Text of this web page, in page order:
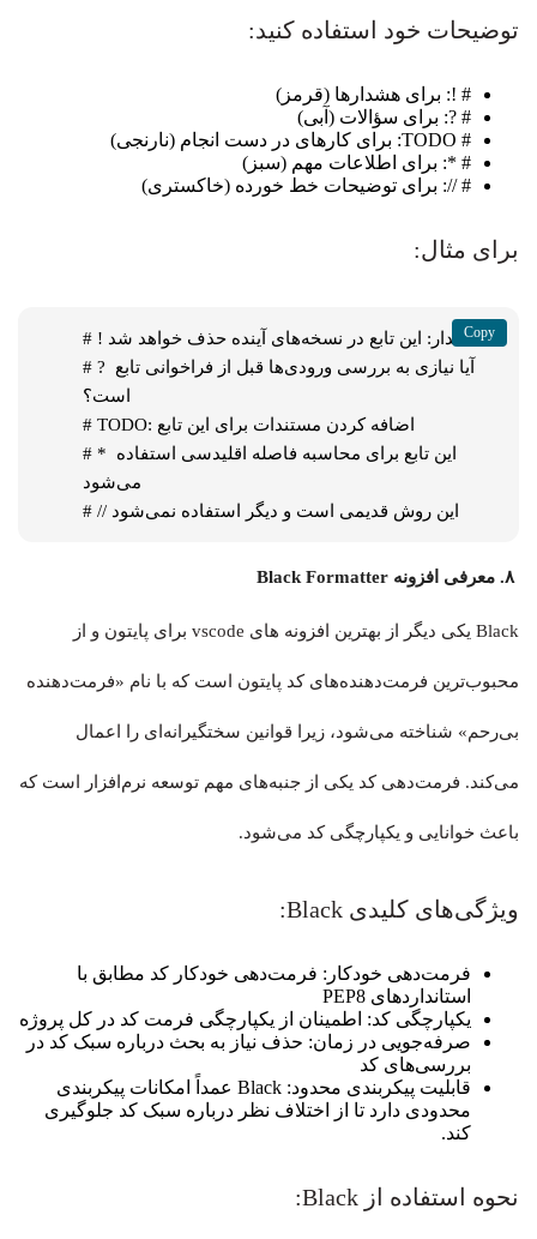
توضیحات خود استفاده کنید:
# !: برای هشدارها (قرمز)
# ?: برای سؤالات (آبی)
# TODO: برای کارهای در دست انجام (نارنجی)
# *: برای اطلاعات مهم (سبز)
# //: برای توضیحات خط خورده (خاکستری)
برای مثال:
# ! هشدار: این تابع در نسخه‌های آینده حذف خواهد شد
# ? آیا نیازی به بررسی ورودی‌ها قبل از فراخوانی تابع
است؟
# TODO: اضافه کردن مستندات برای این تابع
# * این تابع برای محاسبه فاصله اقلیدسی استفاده
می‌شود
# // این روش قدیمی است و دیگر استفاده نمی‌شود
Black یکی دیگر از بهترین افزونه های vscode برای پایتون و از
محبوب‌ترین فرمت‌دهنده‌های کد پایتون است که با نام «فرمت‌دهنده
بی‌رحم» شناخته می‌شود، زیرا قوانین سختگیرانه‌ای را اعمال
می‌کند. فرمت‌دهی کد یکی از جنبه‌های مهم توسعه نرم‌افزار است که
باعث خوانایی و یکپارچگی کد می‌شود.
ویژگی‌های کلیدی Black:
فرمت‌دهی خودکار: فرمت‌دهی خودکار کد مطابق با
استانداردهای PEP8
یکپارچگی کد: اطمینان از یکپارچگی فرمت کد در کل پروژه
صرفه‌جویی در زمان: حذف نیاز به بحث درباره سبک کد در
بررسی‌های کد
قابلیت پیکربندی محدود: Black عمداً امکانات پیکربندی
محدودی دارد تا از اختلاف نظر درباره سبک کد جلوگیری
کند.
نحوه استفاده از Black: